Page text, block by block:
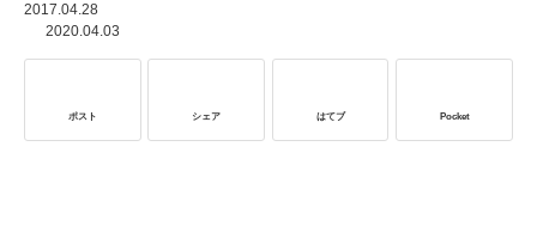
お役立ち資料
2017.04.28
2020.04.03
ポスト シェア はてブ Pocket